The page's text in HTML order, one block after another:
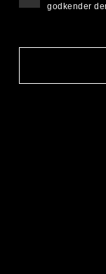
godkender